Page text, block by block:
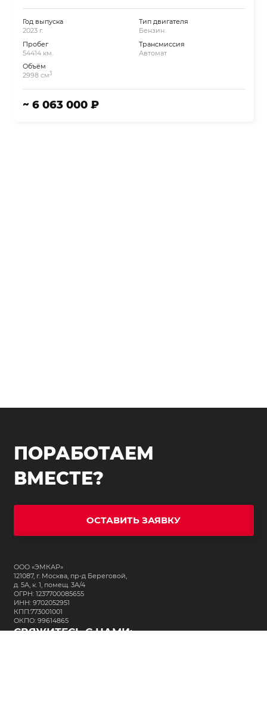
Год выпуска
2023 г.
Пробег
54414 км.
Объём
2998 см3
Тип двигателя
Бензин
Трансмиссия
Автомат
~ 6 063 000 ₽
ПОРАБОТАЕМ
ВМЕСТЕ?
ОСТАВИТЬ ЗАЯВКУ
ООО «ЭМКАР»
121087, г. Москва, пр-д Береговой,
д. 5А, к. 1, помещ. 3А/4
ОГРН: 1237700085655
ИНН: 9702052951
КПП:773001001
ОКПО: 99614865
СВЯЖИТЕСЬ С НАМИ: